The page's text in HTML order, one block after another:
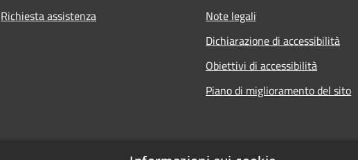
Richiesta assistenza
Note legali
Dichiarazione di accessibilità
Obiettivi di accessibilità
Piano di miglioramento del sito